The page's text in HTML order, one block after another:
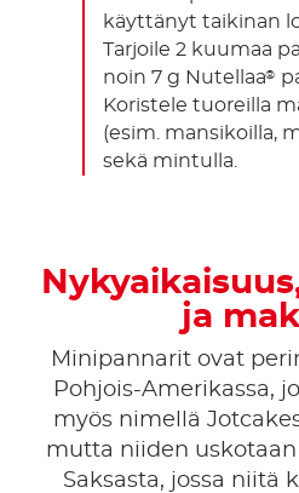
käyttänyt taikinan
Tarjoile 2 kuumaa
noin 7 g Nutellaa®
Koristele tuoreilla
(esim. mansikoilla,
sekä mintulla.
ja
Minipannarit ovat
Pohjois-Amerikassa,
myös nimellä
mutta niiden
Saksasta, jossa niitä